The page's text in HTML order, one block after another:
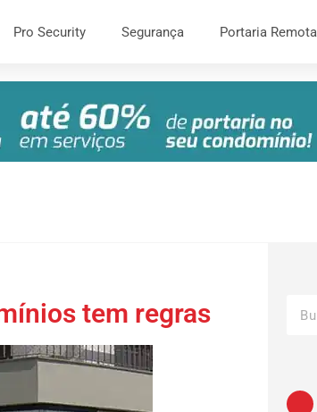
Pro Security Segurança Portaria Remota
tem regras